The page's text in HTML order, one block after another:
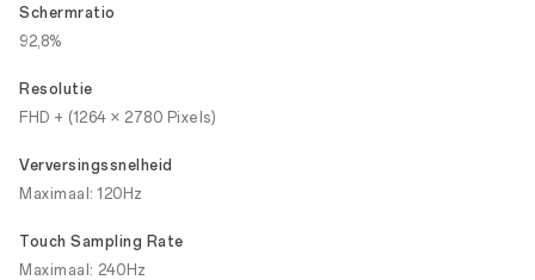
Schermratio
92,8%
Resolutie
FHD + (1264 × 2780 Pixels)
Verversingssnelheid
Maximaal: 120Hz
Touch Sampling Rate
Maximaal: 240Hz